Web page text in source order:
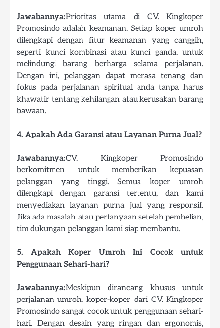
Jawabannya:Prioritas utama di CV. Kingkoper
Promosindo adalah keamanan. Setiap koper umroh
dilengkapi dengan fitur keamanan yang canggih,
seperti kunci kombinasi atau kunci ganda, untuk
melindungi barang berharga selama perjalanan.
Dengan ini, pelanggan dapat merasa tenang dan
fokus pada perjalanan spiritual anda tanpa harus
khawatir tentang kehilangan atau kerusakan barang
bawaan.
4. Apakah Ada Garansi atau Layanan Purna Jual?
Jawabannya:CV. Kingkoper Promosindo
berkomitmen untuk memberikan kepuasan
pelanggan yang tinggi. Semua koper umroh
dilengkapi dengan garansi tertentu, dan kami
menyediakan layanan purna jual yang responsif.
Jika ada masalah atau pertanyaan setelah pembelian,
tim dukungan pelanggan kami siap membantu.
5. Apakah Koper Umroh Ini Cocok untuk
Penggunaan Sehari-hari?
Jawabannya:Meskipun dirancang khusus untuk
perjalanan umroh, koper-koper dari CV. Kingkoper
Promosindo sangat cocok untuk penggunaan sehari-
hari. Dengan desain yang ringan dan ergonomis,